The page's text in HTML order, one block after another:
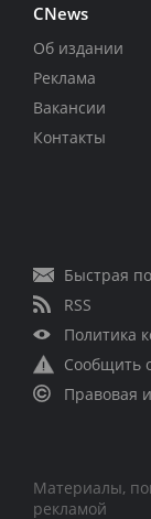
CNews
Об издании
Реклама
Вакансии
Контакты
Быстрая
RSS
Политика
Сообщить
Правовая
Материалы,
рекламой